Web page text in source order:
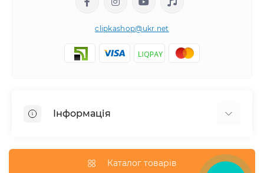
clipkashop@ukr.net
Інформація
Каталог товарів